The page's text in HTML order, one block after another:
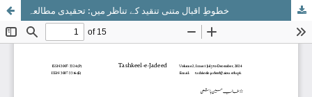
خطوطِ اقبال متنی تنقید کے تناظر میں: تحقیدی مطالعہ